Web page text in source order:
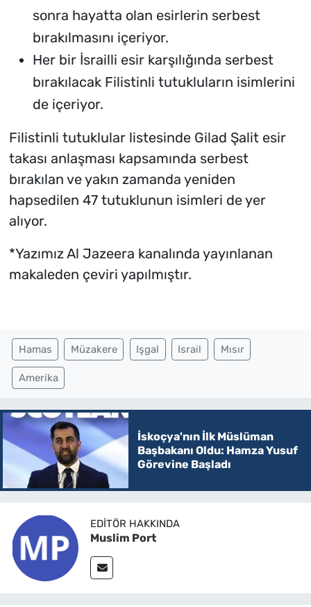
sonra hayatta olan esirlerin serbest
bırakılmasını içeriyor.
Her bir İsrailli esir karşılığında serbest
bırakılacak Filistinli tutukluların isimlerini
de içeriyor.
Filistinli tutuklular listesinde Gilad Şalit esir
takası anlaşması kapsamında serbest
bırakılan ve yakın zamanda yeniden
hapsedilen 47 tutuklunun isimleri de yer
alıyor.
*Yazımız Al Jazeera kanalında yayınlanan
makaleden çeviri yapılmıştır.
Hamas Müzakere Işgal Israil Mısır
Amerika
İskoçya'nın İlk Müslüman
Başbakanı Oldu: Hamza Yusuf
Görevine Başladı
EDITÖR HAKKINDA
Muslim Port